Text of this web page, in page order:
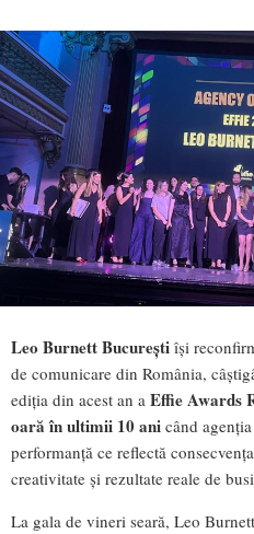
Leo Burnett București își
de comunicare din România,
ediția din acest an a Effie Awards
oară în ultimii 10 ani când
performanță ce reflectă
creativitate și rezultate reale de
La gala de vineri seară, Leo